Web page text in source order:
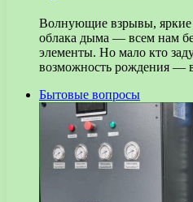
Волнующие взрывы,
облака дыма — всем нам
элементы. Но мало кто
возможность рождения —
Бытовые вопросы